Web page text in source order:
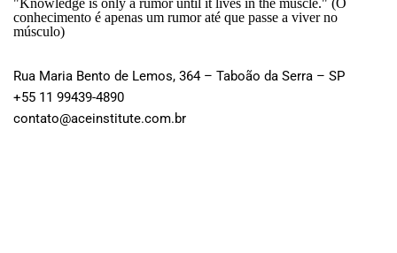
"Knowledge is only a rumor until it lives in the muscle." (O
conhecimento é apenas um rumor até que passe a viver no
músculo)
Rua Maria Bento de Lemos, 364 – Taboão da Serra – SP
+55 11 99439-4890
contato@aceinstitute.com.br